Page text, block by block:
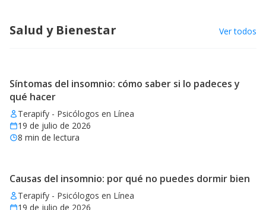
Salud y Bienestar Ver todos
Síntomas del insomnio: cómo saber si lo padeces y
qué hacer
Terapify - Psicólogos en Línea
19 de julio de 2026
8 min de lectura
Causas del insomnio: por qué no puedes dormir bien
Terapify - Psicólogos en Línea
19 de julio de 2026